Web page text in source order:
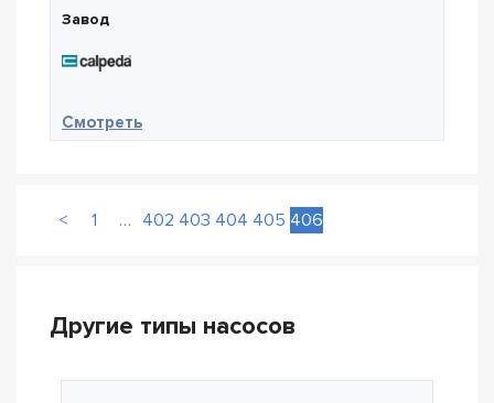
Завод
Смотреть— Calpeda NM4 125/25E/B
< 1 … 402 403 404 405 406
Другие типы насосов